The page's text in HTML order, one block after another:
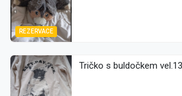
REZERVACE
Tričko s buldočkem